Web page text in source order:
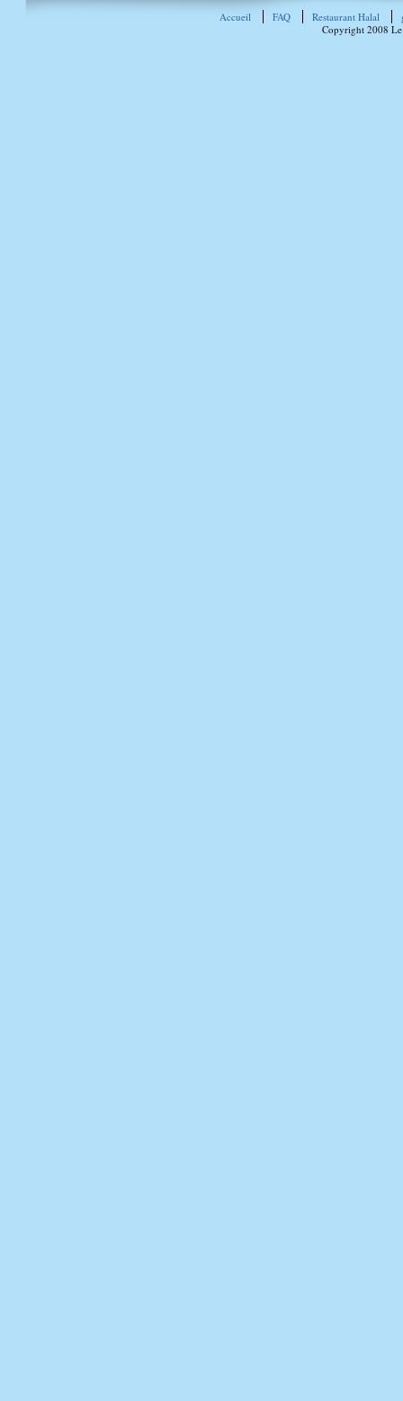
Accueil FAQ Restaurant Halal
Copyright 2008